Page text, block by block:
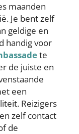
maanden
Je bent zelf
geldige en
handig voor
te
de juiste en
een
Reizigers
zelf contact
de